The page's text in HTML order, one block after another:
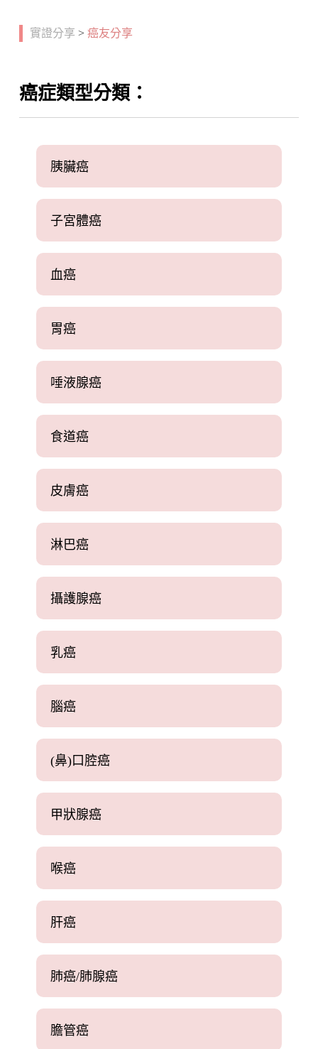
實證分享 > 癌友分享
癌症類型分類：
胰臟癌
子宮體癌
血癌
胃癌
唾液腺癌
食道癌
皮膚癌
淋巴癌
攝護腺癌
乳癌
腦癌
(鼻)口腔癌
甲狀腺癌
喉癌
肝癌
肺癌/肺腺癌
膽管癌